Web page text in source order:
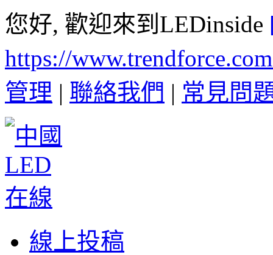
您好, 歡迎來到LEDinside
https://
管理 | 聯絡我們 | 常見問
線上投稿